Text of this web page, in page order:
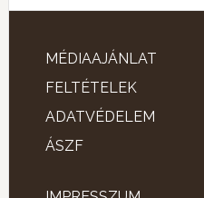
MÉDIAAJÁNLAT
FELTÉTELEK
ADATVÉDELEM
ÁSZF